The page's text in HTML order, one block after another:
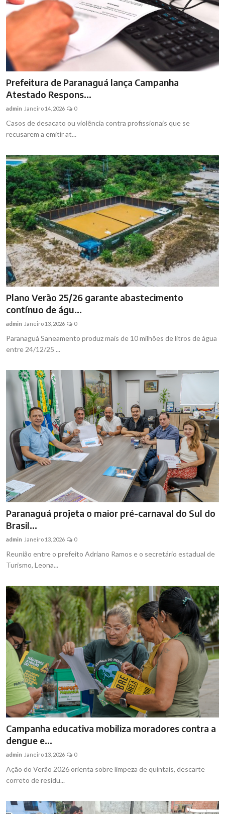
Prefeitura de Paranaguá lança Campanha
Atestado Respons...
admin Janeiro 14, 2026 0
Casos de desacato ou violência contra profissionais que se
recusarem a emitir at...
Plano Verão 25/26 garante abastecimento
contínuo de águ...
admin Janeiro 13, 2026 0
Paranaguá Saneamento produz mais de 10 milhões de litros de água
entre 24/12/25 ...
Paranaguá projeta o maior pré-carnaval do Sul do
Brasil...
admin Janeiro 13, 2026 0
Reunião entre o prefeito Adriano Ramos e o secretário estadual de
Turismo, Leona...
Campanha educativa mobiliza moradores contra a
dengue e...
admin Janeiro 13, 2026 0
Ação do Verão 2026 orienta sobre limpeza de quintais, descarte
correto de resídu...